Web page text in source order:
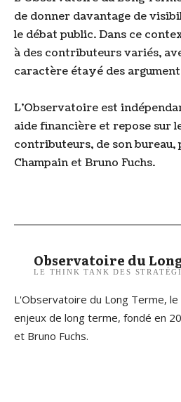
de donner davantage de
le débat public. Dans ce
à des contributeurs variés,
caractère étayé des
L’Observatoire est
aide financière et repose sur
contributeurs, de son
Champain et Bruno Fuchs.
Observatoire du
LE THINK TANK DES
L'Observatoire du Long Terme,
enjeux de long terme, fondé en
et Bruno Fuchs.